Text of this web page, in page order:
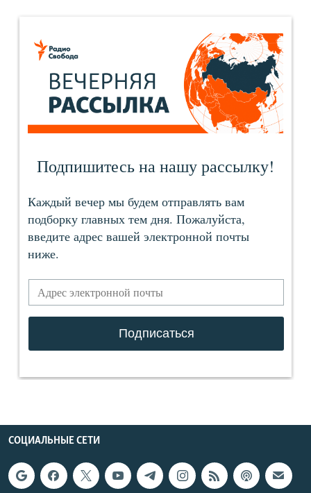
СОЦИАЛЬНЫЕ СЕТИ